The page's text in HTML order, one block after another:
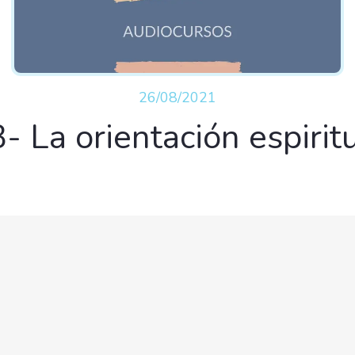
26/08/2021
La orientación